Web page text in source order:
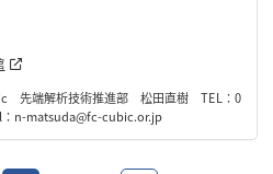
先端解析技術推進部 松田直樹 TEL：0
n-matsuda@fc-cubic.or.jp